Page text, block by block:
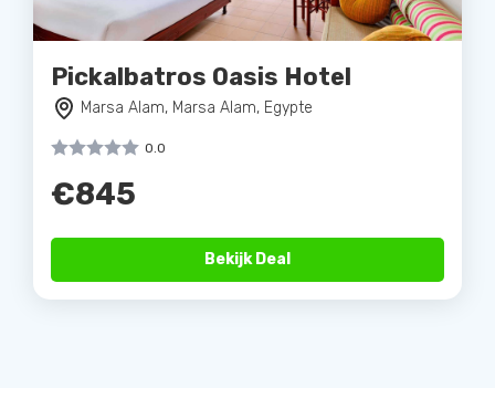
Pickalbatros Oasis Hotel
Marsa Alam, Marsa Alam, Egypte
0.0
€845
Bekijk Deal